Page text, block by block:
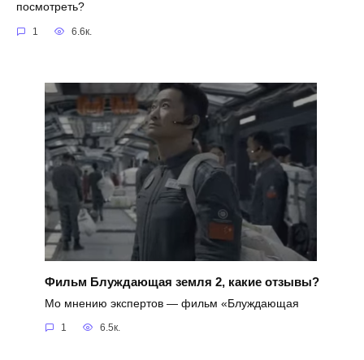
посмотреть?
1 6.6к.
Фильм Блуждающая земля 2, какие отзывы?
Мо мнению экспертов — фильм «Блуждающая
1 6.5к.